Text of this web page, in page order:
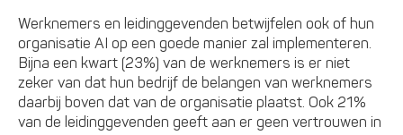
Werknemers en leidinggevenden betwijfelen ook of hun
organisatie AI op een goede manier zal implementeren.
Bijna een kwart (23%) van de werknemers is er niet
zeker van dat hun bedrijf de belangen van werknemers
daarbij boven dat van de organisatie plaatst. Ook 21%
van de leidinggevenden geeft aan er geen vertrouwen in